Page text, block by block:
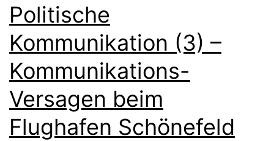
Politische
Kommunikation (3) –
Kommunikations-
Versagen beim
Flughafen Schönefeld